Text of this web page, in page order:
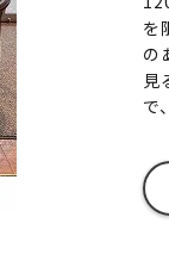
を
の
見
で